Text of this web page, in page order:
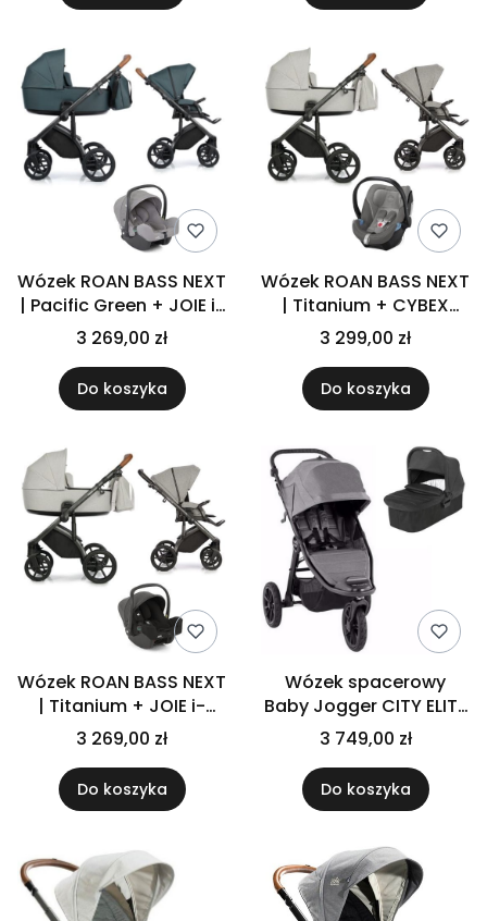
Wózek ROAN BASS NEXT
| Pacific Green + JOIE i-
SNUG 2 | Gray Flannel
3 269,00 zł
Do koszyka
Wózek ROAN BASS NEXT
| Titanium + CYBEX
ATON 5 | Soho Grey
3 299,00 zł
Do koszyka
Wózek ROAN BASS NEXT
| Titanium + JOIE i-
SNUG 2 | Coal
3 269,00 zł
Do koszyka
Wózek spacerowy
Baby Jogger CITY ELITE
2 | Slate | z gondolą
3 749,00 zł
Do koszyka